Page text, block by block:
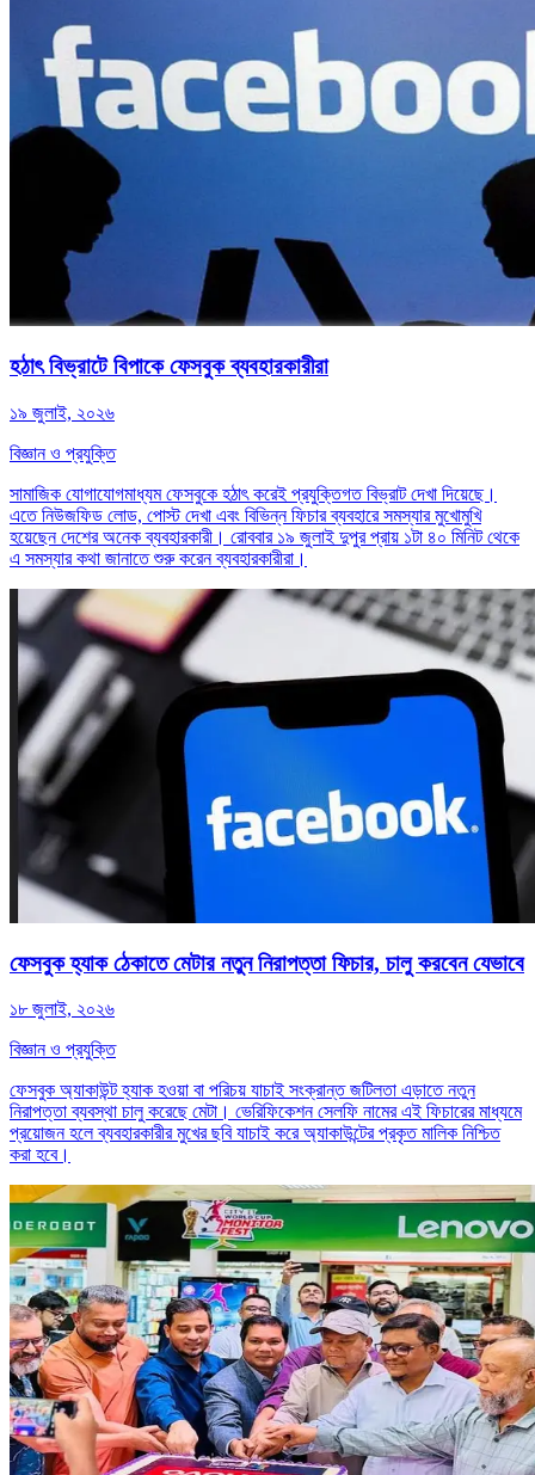
হঠাৎ বিভ্রাটে বিপাকে ফেসবুক ব্যবহারকারীরা
১৯ জুলাই, ২০২৬
বিজ্ঞান ও প্রযুক্তি
সামাজিক যোগাযোগমাধ্যম ফেসবুকে হঠাৎ করেই প্রযুক্তিগত বিভ্রাট দেখা দিয়েছে।
এতে নিউজফিড লোড, পোস্ট দেখা এবং বিভিন্ন ফিচার ব্যবহারে সমস্যার মুখোমুখি
হয়েছেন দেশের অনেক ব্যবহারকারী। রোববার ১৯ জুলাই দুপুর প্রায় ১টা ৪০ মিনিট থেকে
এ সমস্যার কথা জানাতে শুরু করেন ব্যবহারকারীরা।
ফেসবুক হ্যাক ঠেকাতে মেটার নতুন নিরাপত্তা ফিচার, চালু করবেন যেভাবে
১৮ জুলাই, ২০২৬
বিজ্ঞান ও প্রযুক্তি
ফেসবুক অ্যাকাউন্ট হ্যাক হওয়া বা পরিচয় যাচাই সংক্রান্ত জটিলতা এড়াতে নতুন
নিরাপত্তা ব্যবস্থা চালু করেছে মেটা। ভেরিফিকেশন সেলফি নামের এই ফিচারের মাধ্যমে
প্রয়োজন হলে ব্যবহারকারীর মুখের ছবি যাচাই করে অ্যাকাউন্টের প্রকৃত মালিক নিশ্চিত
করা হবে।